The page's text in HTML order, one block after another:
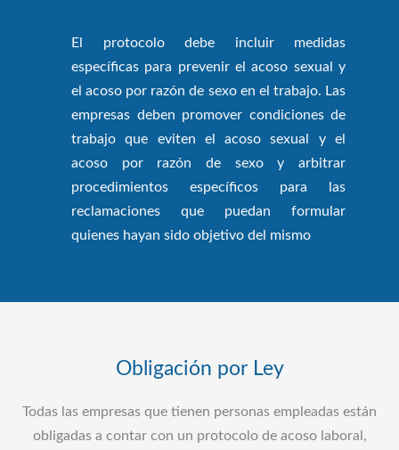
El protocolo debe incluir medidas
específicas para prevenir el acoso sexual y
el acoso por razón de sexo en el trabajo. Las
empresas deben promover condiciones de
trabajo que eviten el acoso sexual y el
acoso por razón de sexo y arbitrar
procedimientos específicos para las
reclamaciones que puedan formular
quienes hayan sido objetivo del mismo
Obligación por Ley
Todas las empresas que tienen personas empleadas están
obligadas a contar con un protocolo de acoso laboral,